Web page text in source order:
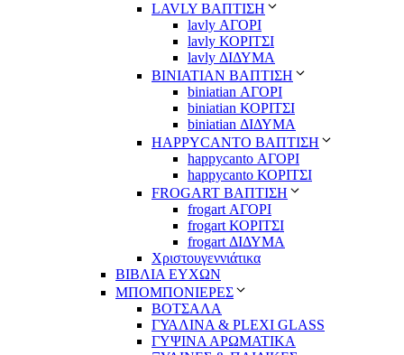
LAVLY ΒΑΠΤΙΣΗ
lavly ΑΓΟΡΙ
lavly ΚΟΡΙΤΣΙ
lavly ΔΙΔΥΜΑ
ΒΙΝΙΑΤΙΑΝ ΒΑΠΤΙΣΗ
biniatian ΑΓΟΡΙ
biniatian ΚΟΡΙΤΣΙ
biniatian ΔΙΔΥΜΑ
HAPPYCANTO ΒΑΠΤΙΣΗ
happycanto ΑΓΟΡΙ
happycanto ΚΟΡΙΤΣΙ
FROGART ΒΑΠΤΙΣΗ
frogart ΑΓΟΡΙ
frogart ΚΟΡΙΤΣΙ
frogart ΔΙΔΥΜΑ
Χριστουγεννιάτικα
ΒΙΒΛΙΑ ΕΥΧΩΝ
ΜΠΟΜΠΟΝΙΕΡΕΣ
ΒΟΤΣΑΛΑ
ΓΥΑΛΙΝΑ & PLEXI GLASS
ΓΥΨΙΝΑ ΑΡΩΜΑΤΙΚΑ